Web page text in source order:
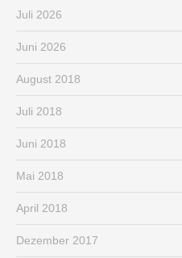
Juli 2026
Juni 2026
August 2018
Juli 2018
Juni 2018
Mai 2018
April 2018
Dezember 2017